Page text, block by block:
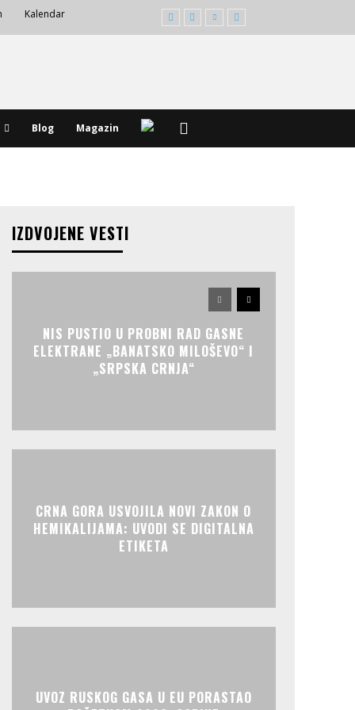
Kalendar
Blog Magazin
IZDVOJENE VESTI
NIS PUSTIO U PROBNI RAD GASNE
ELEKTRANE „BANATSKO MILOŠEVO“ I
„SRPSKA CRNJA“
CRNA GORA USVOJILA NOVI ZAKON O
HEMIKALIJAMA: UVODI SE DIGITALNA
ETIKETA
UVOZ RUSKOG GASA U EU PORASTAO